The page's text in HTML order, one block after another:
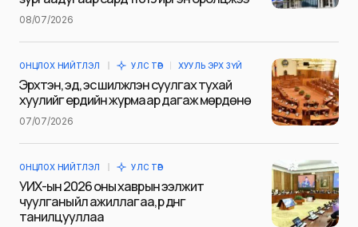
Сэтгэгдэл*
Name
08/07/2026
ОНЦЛОХ НИЙТЛЭЛ УЛС ТӨР ХУУЛЬ ЭРХ ЗҮЙ
Эрхтэн, эд, эс шилжүүлэн суулгах тухай
хуулийг ердийн журмаар дагаж мөрдөнө
07/07/2026
ОНЦЛОХ НИЙТЛЭЛ УЛС ТӨР
УИХ-ын 2026 оны хаврын ээлжит
чуулганы үйл ажиллагаа, үр дүнг
танилцууллаа